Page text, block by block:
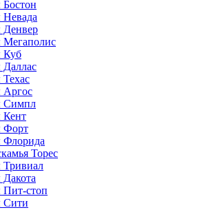
Куб
Аргос
Симпл
Кент
Форт
Торес
стоп
Сити